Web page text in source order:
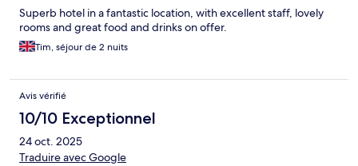
Superb hotel in a fantastic location, with excellent staff, lovely
rooms and great food and drinks on offer.
Tim, séjour de 2 nuits
Avis vérifié
10/10 Exceptionnel
24 oct. 2025
Traduire avec Google